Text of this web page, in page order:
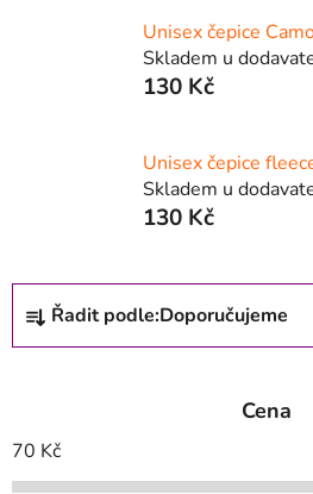
Unisex čepice
Skladem u
130 Kč
Unisex čepice
Skladem u
130 Kč
Ř
z
í
p
Řadit podle:Doporučujeme
Cena
70 Kč